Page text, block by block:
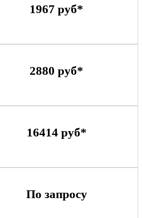
1967 руб*
2880 руб*
16414 руб*
По запросу